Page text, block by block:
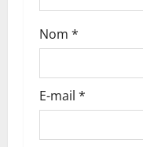
c
l
e
Nom *
E-mail *